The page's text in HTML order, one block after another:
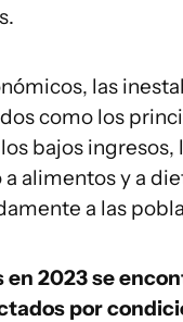
las
como los
bajos
alimentos y a
a las
en 2023 se
por